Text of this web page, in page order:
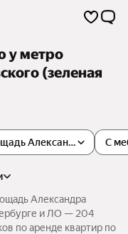
у метро
(зеленая
Александра С
Александра
и ЛО — 204
по аренде квартир по